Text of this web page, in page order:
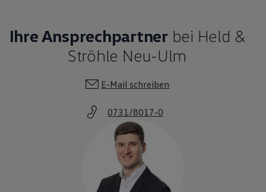
Ihre Ansprechpartnerbei Held &
Ströhle Neu-Ulm
E-Mail schreiben
0731/8017-0